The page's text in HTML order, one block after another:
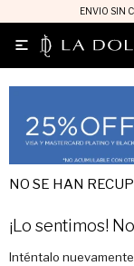
ENVIO SIN

NO SE HAN
¡Lo sentimos!
Inténtalo